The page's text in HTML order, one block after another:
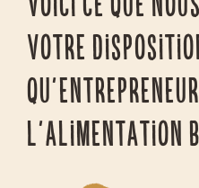
Voici ce que
votre
l’alimentation